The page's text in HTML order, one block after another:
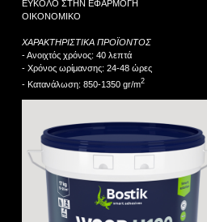
ΕΥΚΟΛΟ ΣΤΗΝ ΕΦΑΡΜΟΓΗ
ΟΙΚΟΝΟΜΙΚΟ
ΧΑΡΑΚΤΗΡΙΣΤΙΚΑ ΠΡΟΪΟΝΤΟΣ
- Ανοιχτός χρόνος: 40 λεπτά
- Χρόνος ωρίμανσης: 24-48 ώρες
- Κατανάλωση: 850-1350 gr/m2